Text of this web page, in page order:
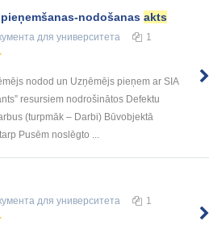
nodošanas akts
для университета 1
nodod un Uzņēmējs pieņem ar SIA
resursiem nodrošinātos Defektu
(turpmāk – Darbi) Būvobjektā
Pusēm noslēgto ...
для университета 1